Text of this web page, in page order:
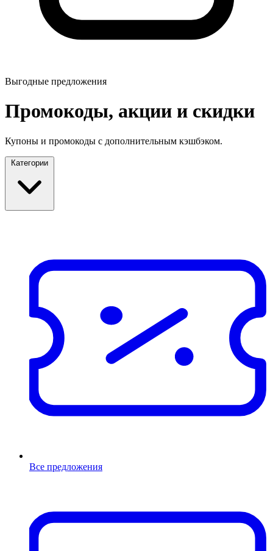
Выгодные предложения
Промокоды, акции и скидки
Купоны и промокоды с дополнительным кэшбэком.
Категории
Все предложения